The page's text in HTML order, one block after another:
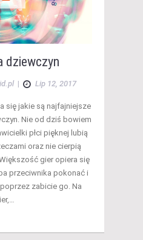
dziewczyn
| Lip 12, 2017
się jakie są najfajniejsze
Nie od dziś bowiem
płci pięknej lubią
oraz nie cierpią
gier opiera się
przeciwnika pokonać i
zabicie go. Na